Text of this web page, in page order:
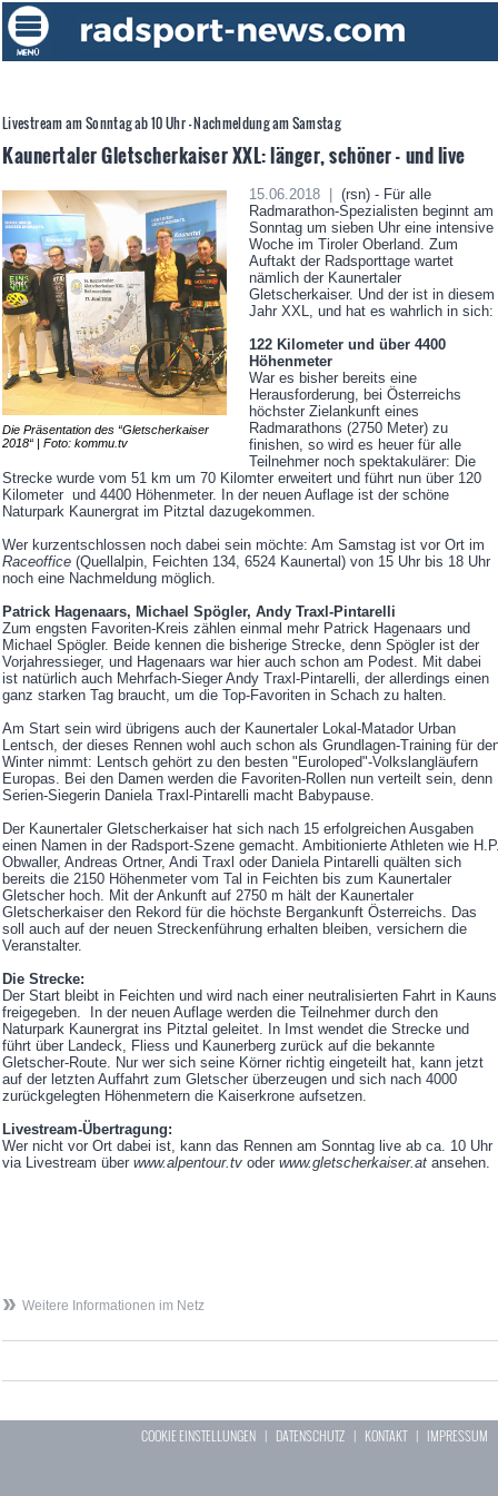
Livestream am Sonntag ab 10 Uhr - Nachmeldung am Samstag
Kaunertaler Gletscherkaiser XXL: länger, schöner - und live
Die Präsentation des “Gletscherkaiser
2018“ | Foto: kommu.tv
15.06.2018 |
(rsn) - Für alle
Radmarathon-Spezialisten beginnt am
Sonntag um sieben Uhr eine intensive
Woche im Tiroler Oberland. Zum
Auftakt der Radsporttage wartet
nämlich der Kaunertaler
Gletscherkaiser. Und der ist in diesem
Jahr XXL, und hat es wahrlich in sich:
122 Kilometer und über 4400
Höhenmeter
War es bisher bereits eine
Herausforderung, bei Österreichs
höchster Zielankunft eines
Radmarathons (2750 Meter) zu
finishen, so wird es heuer für alle
Teilnehmer noch spektakulärer: Die
Strecke wurde vom 51 km um 70 Kilomter erweitert und führt nun über 120
Kilometer und 4400 Höhenmeter. In der neuen Auflage ist der schöne
Naturpark Kaunergrat im Pitztal dazugekommen.
Wer kurzentschlossen noch dabei sein möchte: Am Samstag ist vor Ort im
Raceoffice (Quellalpin, Feichten 134, 6524 Kaunertal) von 15 Uhr bis 18 Uhr
noch eine Nachmeldung möglich.
Patrick Hagenaars, Michael Spögler, Andy Traxl-Pintarelli
Zum engsten Favoriten-Kreis zählen einmal mehr Patrick Hagenaars und
Michael Spögler. Beide kennen die bisherige Strecke, denn Spögler ist der
Vorjahressieger, und Hagenaars war hier auch schon am Podest. Mit dabei
ist natürlich auch Mehrfach-Sieger Andy Traxl-Pintarelli, der allerdings einen
ganz starken Tag braucht, um die Top-Favoriten in Schach zu halten.
Am Start sein wird übrigens auch der Kaunertaler Lokal-Matador Urban
Lentsch, der dieses Rennen wohl auch schon als Grundlagen-Training für
Winter nimmt: Lentsch gehört zu den besten "Euroloped"-Volkslangläufern
Europas. Bei den Damen werden die Favoriten-Rollen nun verteilt sein, denn
Serien-Siegerin Daniela Traxl-Pintarelli macht Babypause.
Der Kaunertaler Gletscherkaiser hat sich nach 15 erfolgreichen Ausgaben
einen Namen in der Radsport-Szene gemacht. Ambitionierte Athleten wie
Obwaller, Andreas Ortner, Andi Traxl oder Daniela Pintarelli quälten sich
bereits die 2150 Höhenmeter vom Tal in Feichten bis zum Kaunertaler
Gletscher hoch. Mit der Ankunft auf 2750 m hält der Kaunertaler
Gletscherkaiser den Rekord für die höchste Bergankunft Österreichs. Das
soll auch auf der neuen Streckenführung erhalten bleiben, versichern die
Veranstalter.
Die Strecke:
Der Start bleibt in Feichten und wird nach einer neutralisierten Fahrt in Kauns
freigegeben. In der neuen Auflage werden die Teilnehmer durch den
Naturpark Kaunergrat ins Pitztal geleitet. In Imst wendet die Strecke und
führt über Landeck, Fliess und Kaunerberg zurück auf die bekannte
Gletscher-Route. Nur wer sich seine Körner richtig eingeteilt hat, kann jetzt
auf der letzten Auffahrt zum Gletscher überzeugen und sich nach 4000
zurückgelegten Höhenmetern die Kaiserkrone aufsetzen.
Livestream-Übertragung:
Wer nicht vor Ort dabei ist, kann das Rennen am Sonntag live ab ca. 10 Uhr
via Livestream über www.alpentour.tv oder www.gletscherkaiser.at ansehen.
Weitere Informationen im Netz
COOKIE EINSTELLUNGEN | DATENSCHUTZ | KONTAKT| IMPRESSUM